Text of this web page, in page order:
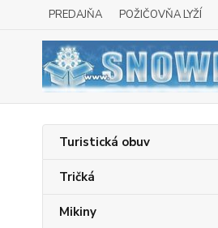
PREDAJŇA POŽIČOVŇA LYŽÍ
Turistická obuv
Tričká
Mikiny